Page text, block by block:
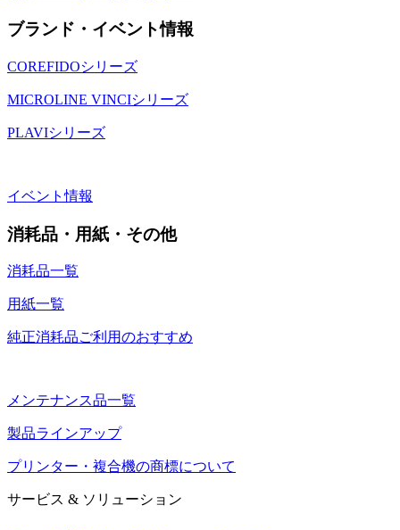
ブランド・イベント情報
COREFIDOシリーズ
MICROLINE VINCIシリーズ
PLAVIシリーズ
イベント情報
消耗品・用紙・その他
消耗品一覧
用紙一覧
純正消耗品ご利用のおすすめ
メンテナンス品一覧
製品ラインアップ
プリンター・複合機の商標について
サービス & ソリューション